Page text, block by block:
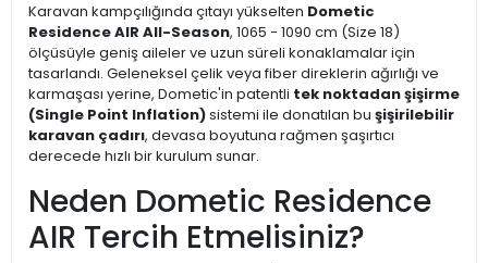
Karavan kampçılığında çıtayı yükselten Dometic
Residence AIR All-Season, 1065 - 1090 cm (Size 18)
ölçüsüyle geniş aileler ve uzun süreli konaklamalar için
tasarlandı. Geleneksel çelik veya fiber direklerin ağırlığı ve
karmaşası yerine, Dometic'in patentli tek noktadan şişirme
(Single Point Inflation)sistemi ile donatılan bu şişirilebilir
karavan çadırı, devasa boyutuna rağmen şaşırtıcı
derecede hızlı bir kurulum sunar.
Neden Dometic Residence
AIR Tercih Etmelisiniz?